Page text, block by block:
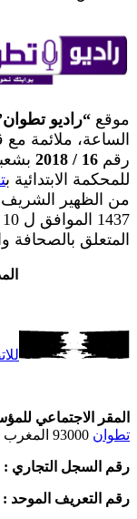
موقع “راديو
الساعة، ملائمة
رقم 16 / 2018
للمحكمة الابتدائية ب
المتعلق بالصحافة
المقر الاجتماعي
تطوان
رقم السجل التجاري :
رقم التعريف الموحد :